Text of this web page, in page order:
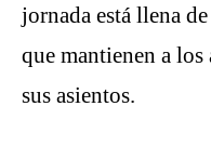
jornada está llena
que mantienen a
sus asientos.